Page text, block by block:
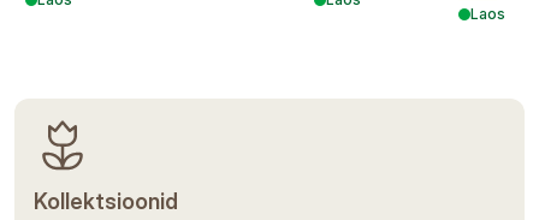
Laos
Kollektsioonid